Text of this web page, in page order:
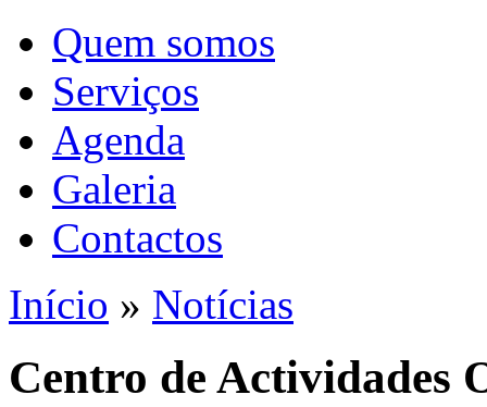
Quem somos
Serviços
Agenda
Galeria
Contactos
Início » Notícias
Centro de Actividades